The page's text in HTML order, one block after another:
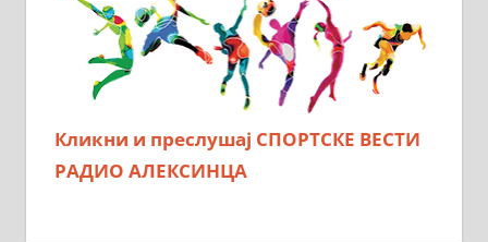
Кликни и преслушај СПОРТСКЕ ВЕСТИ
РАДИО АЛЕКСИНЦА